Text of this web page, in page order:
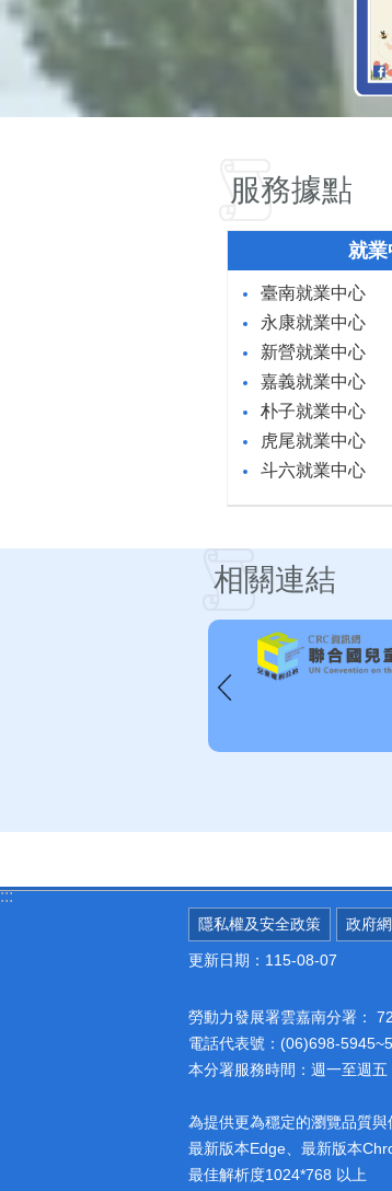
服務據點
就業
臺南就業中心
永康就業中心
新營就業中心
嘉義就業中心
朴子就業中心
虎尾就業中心
斗六就業中心
相關連結
:::
隱私權及安全政策 政府
更新日期：115-08-07
勞動力發展署雲嘉南分署：
電話代表號：(06)698-
本分署服務時間：週一至週
為提供更為穩定的瀏覽品質
最新版本Edge、最新版本
最佳解析度1024*768 以上